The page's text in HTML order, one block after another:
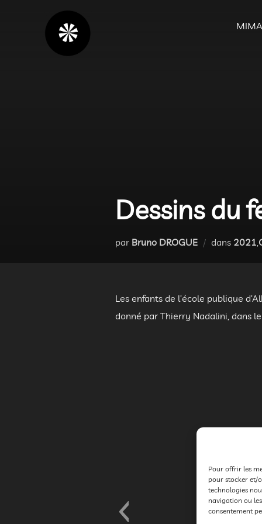
Pour offrir les
pour stocker et/
technologies
navigation ou
consentement
Dessins du
par Bruno DROGUE dans 2021
Les enfants de l’école publique
donné par Thierry Nadalini, dans